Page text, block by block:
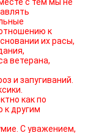
к
их расы,
ветерана,
и запугиваний.
как по
к другим
С уважением,